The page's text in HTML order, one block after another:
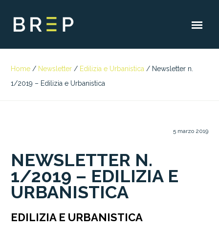
Home / Newsletter / Edilizia e Urbanistica / Newsletter n.
1/2019 – Edilizia e Urbanistica
5 marzo 2019
NEWSLETTER N.
1/2019 – EDILIZIA E
URBANISTICA
EDILIZIA E URBANISTICA